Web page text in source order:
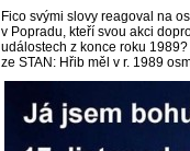
Fico svými slovy reagoval na
v Popradu, kteří svou akci
událostech z konce roku
ze STAN: Hřib měl v r. 1989